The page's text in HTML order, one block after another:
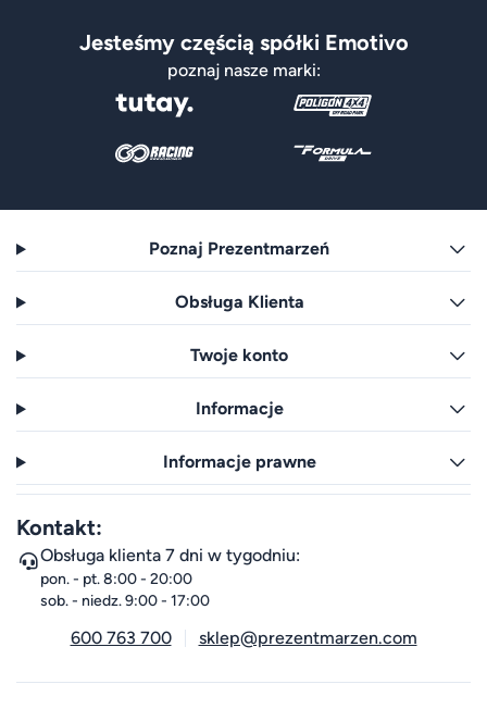
Jesteśmy częścią spółki Emotivo
poznaj nasze marki:
Poznaj Prezentmarzeń
Obsługa Klienta
Twoje konto
Informacje
Informacje prawne
Kontakt:
Obsługa klienta 7 dni w tygodniu:
pon. - pt. 8:00 - 20:00
sob. - niedz. 9:00 - 17:00
600 763 700 sklep@prezentmarzen.com